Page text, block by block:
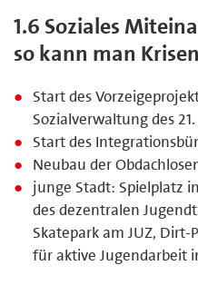
1.6 Soziales
so kann man
Start des
Sozialverwaltung des
Start des
Neubau der
junge Stadt: Spielplatz
des dezentralen
Skatepark am JUZ, Dirt-
für aktive Jugendarbeit